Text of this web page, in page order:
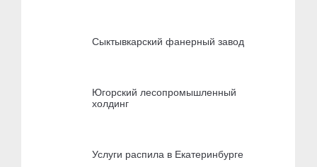
Сыктывкарский фанерный завод
Югорский лесопромышленный
холдинг
Услуги распила в Екатеринбурге